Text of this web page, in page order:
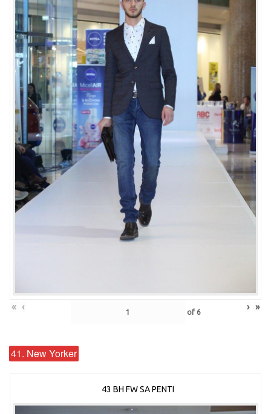
« ‹ of 6 › »
41. New Yorker
43 BH FW SA PENTI